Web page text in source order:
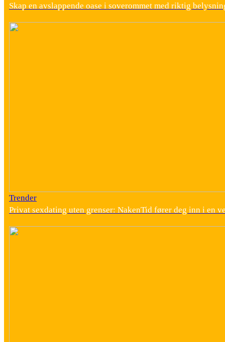
Skap en avslappende oase i soverommet med riktig
Trender
Privat sexdating uten grenser: NakenTid fører deg inn i en